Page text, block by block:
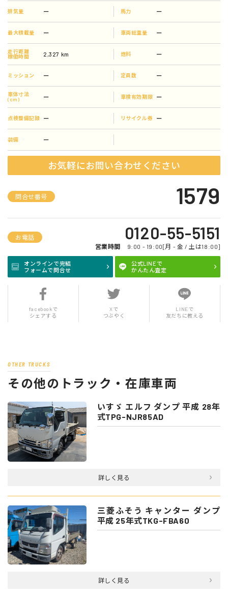
排気量 ー 馬力 ー
最大積載量 ー 車両総重量 ー
走行距離
稼働時間
2,327 km 燃料 ー
ミッション ー 定員数 ー
車体寸法
(cm)
ー 車検有効期限 ー
点検整備記録 ー リサイクル券 ー
装備 ー
お気軽にお問い合わせください
問合せ番号 1579
お電話 0120-55-5151
営業時間 9:00 - 19:00[月 - 金 / 土は18:00]
オンラインで完結
フォームで問合せ
公式LINEで
かんたん査定
facebookで
シェアする
Xで
つぶやく
LINEで
友だちに教える
OTHER TRUCKS
その他のトラック・在庫車両
いすゞ エルフ ダンプ 平成 28年
式TPG-NJR85AD
詳しく見る
三菱ふそう キャンター ダンプ
平成 25年式TKG-FBA60
詳しく見る